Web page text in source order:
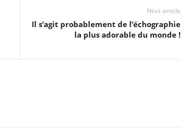
Next article
Il s’agit probablement de l’échographie
la plus adorable du monde !